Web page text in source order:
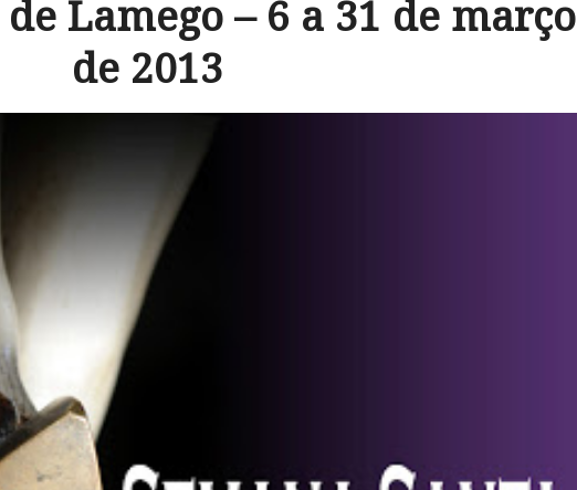
Lamego – 6 a 31 de março
de 2013